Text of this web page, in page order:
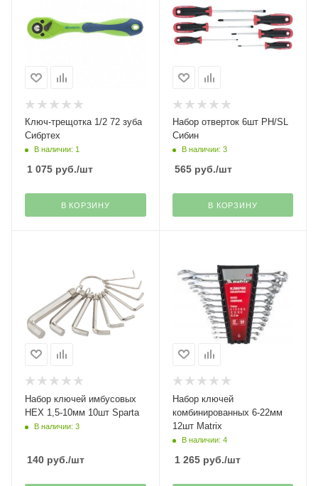
Ключ-трещотка 1/2 72 зуба
Сибртех
В наличии: 1
1 075 руб./шт
В КОРЗИНУ
Набор отверток 6шт PH/SL
Сибин
В наличии: 3
565руб./шт
В КОРЗИНУ
Набор ключей имбусовых
HЕХ 1,5-10мм 10шт Sparta
В наличии: 3
140 руб./шт
Набор ключей
комбинированных 6-22мм
12шт Matrix
В наличии: 4
1 265руб./шт